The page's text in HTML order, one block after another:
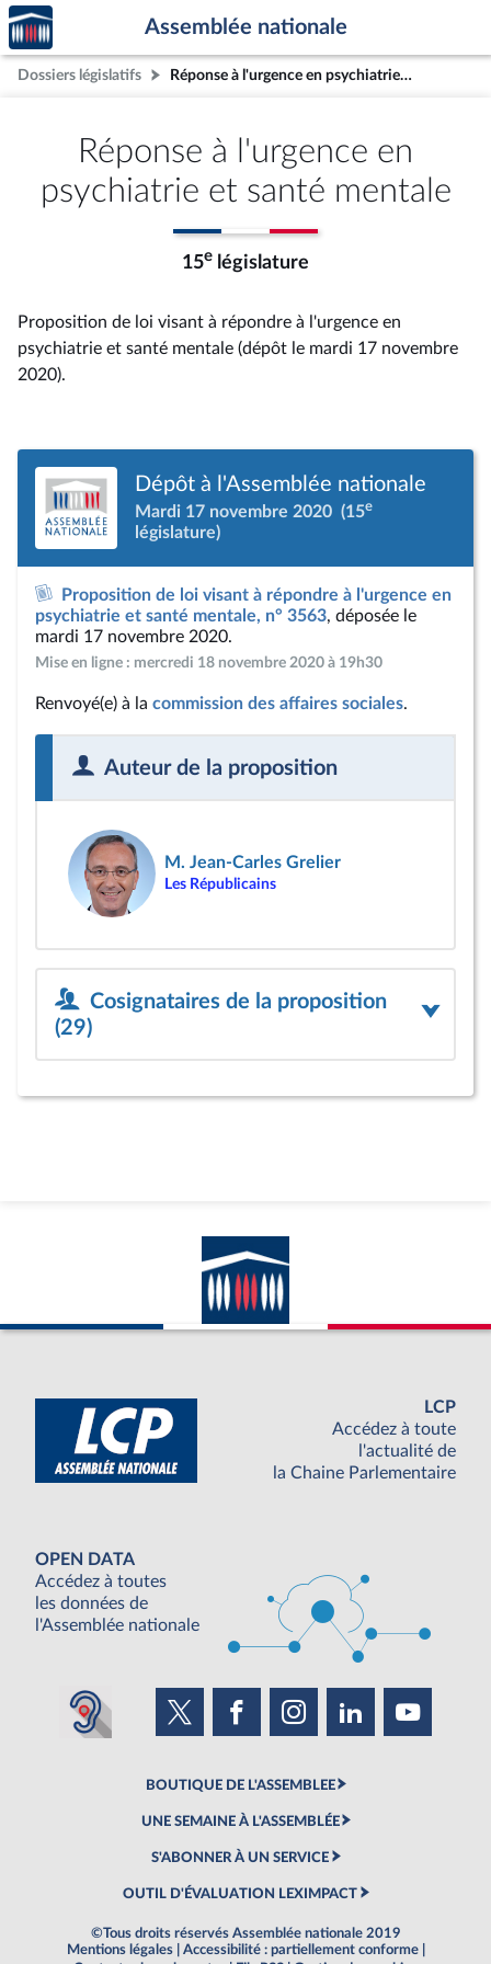
Aller au contenu
Aller en bas de la page
Accèder
à la
page
d'accueil
Assemblée nationale
Dossiers législatifs Réponse à l'urgence en psychiatrie et santé mentale
Réponse à l'urgence en
psychiatrie et santé mentale
15e législature
Proposition de loi visant à répondre à l'urgence en
psychiatrie et santé mentale (dépôt le mardi 17 novembre
2020).
Dépôt à l'Assemblée nationale
Mardi 17 novembre 2020 (15e
législature)
Proposition de loi visant à répondre à l'urgence en
psychiatrie et santé mentale, n° 3563, déposée le
mardi 17 novembre 2020.
Mise en ligne : mercredi 18 novembre 2020 à 19h30
Renvoyé(e) à la commission des affaires sociales.
Auteur de la proposition
M. Jean-Carles Grelier
Les Républicains
Cosignataires de la proposition
(29)
LCP
Accédez à toute
l'actualité de
la Chaine Parlementaire
OPEN DATA
Accédez à toutes
les données de
l'Assemblée nationale
BOUTIQUE DE L'ASSEMBLEE
UNE SEMAINE À L'ASSEMBLÉE
S'ABONNER À UN SERVICE
OUTIL D'ÉVALUATION LEXIMPACT
©Tous droits réservés Assemblée nationale 2019
Mentions légales
Accessibilité : partiellement conforme